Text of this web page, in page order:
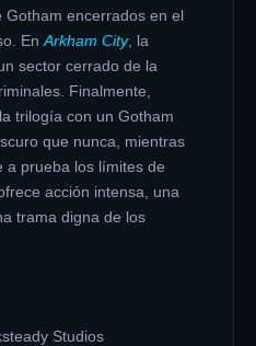
Gotham encerrados en el
En Arkham City, la
sector cerrado de la
Finalmente,
trilogía con un Gotham
que nunca, mientras
a prueba los límites de
acción intensa, una
trama digna de los
Studios